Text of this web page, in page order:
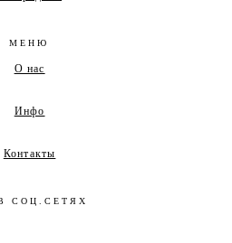
МЕНЮ
О нас
Инфо
Контакты
СОЦ.СЕТЯХ